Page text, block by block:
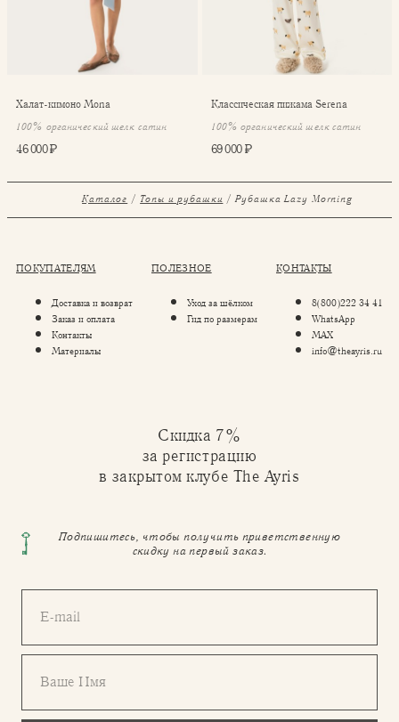
Халат-кимоно Mona
100% органический шелк сатин
46 000 ₽
Классическая пижама Serena
100% органический шелк сатин
69 000 ₽
Каталог Топы и рубашки Рубашка Lazy Morning
ПОКУПАТЕЛЯМ
Доставка и возврат
Заказ и оплата
Контакты
Материалы
ПОЛЕЗНОЕ
Уход за шёлком
Гид по размерам
КОНТАКТЫ
8(800)222 34 41
WhatsApp
MAX
info@theayris.ru
Скидка 7%
за регистрацию
в закрытом клубе The Ayris
Подпишитесь, чтобы получить приветственную
скидку на первый заказ.
E-mail
Ваше Имя